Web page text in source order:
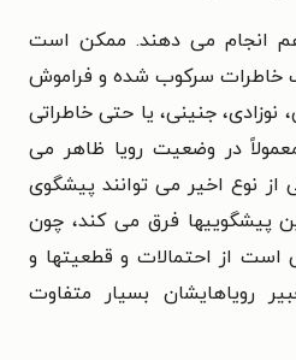
هم انجام می دهند. ممکن است
خاطرات سرکوب شده و فراموش
جنینی، یا حتی خاطراتی
در وضعیت رویا ظاهر می
از نوع اخیر می توانند پیشگوی
پیشگوییها فرق می کند، چون
است از احتمالات و قطعیتها و
رویاهایشان بسیار متفاوت